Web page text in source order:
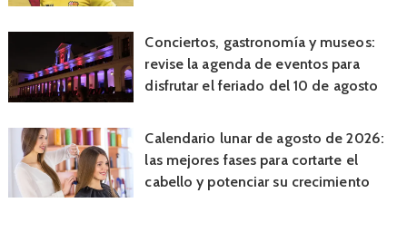
Conciertos, gastronomía y museos:
revise la agenda de eventos para
disfrutar el feriado del 10 de agosto
Calendario lunar de agosto de 2026:
las mejores fases para cortarte el
cabello y potenciar su crecimiento